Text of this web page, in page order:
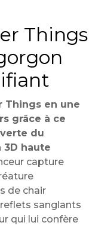
Things
Things en une
grâce à ce
du
3D haute
capture
de chair
sanglants
qui lui confère